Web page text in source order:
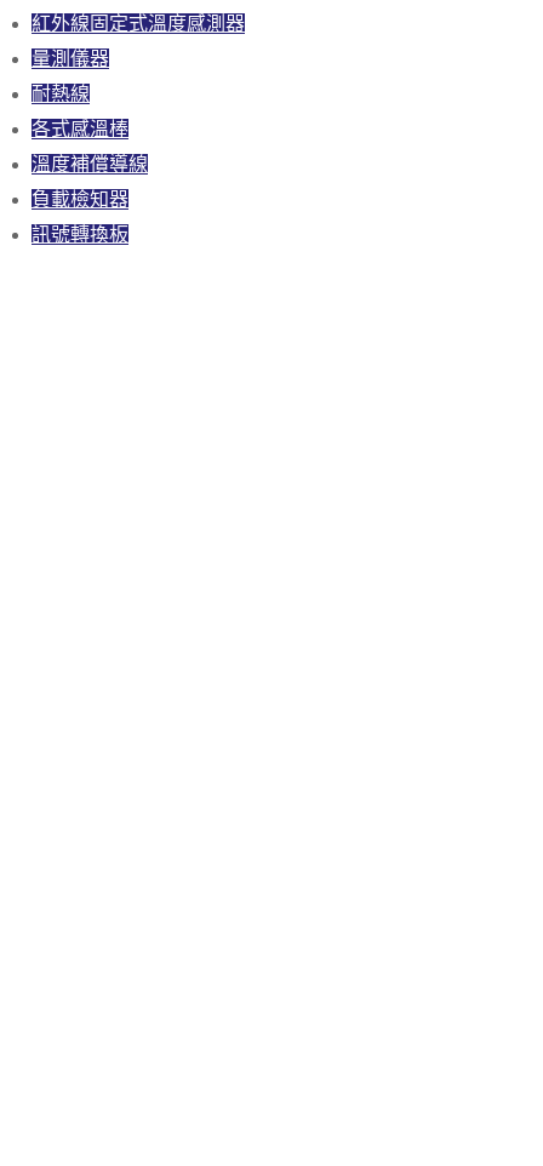
紅外線固定式溫度感測器
量測儀器
耐熱線
各式感溫棒
溫度補償導線
負載檢知器
訊號轉換板